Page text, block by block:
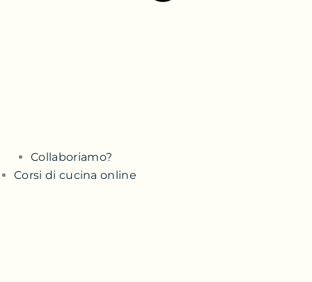
Collaboriamo?
Corsi di cucina online